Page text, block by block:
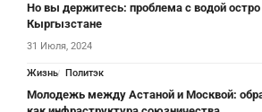
Но вы держитесь: проблема с водой остро
Кыргызстане
31 Июля, 2024
Жизнь Политэк
Молодежь между Астаной и Москвой: